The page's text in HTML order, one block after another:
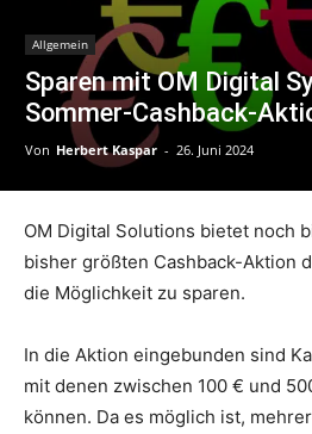
Allgemein
Sparen mit OM Digital
Sommer-Cashback-
Von Herbert Kaspar - 26. Juni 2024
OM Digital Solutions bietet noch
bisher größten Cashback-Aktion
die Möglichkeit zu sparen.
In die Aktion eingebunden sind
mit denen zwischen 100 € und
können. Da es möglich ist,